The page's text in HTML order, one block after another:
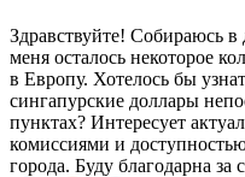
Здравствуйте! Собираюсь
меня осталось некоторое
в Европу. Хотелось бы
сингапурские доллары
пунктах? Интересует
комиссиями и
города. Буду благодарна